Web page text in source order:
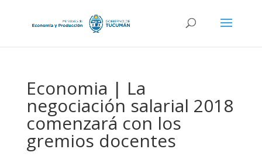
Economia | La
negociación salarial 2018
comenzará con los
gremios docentes